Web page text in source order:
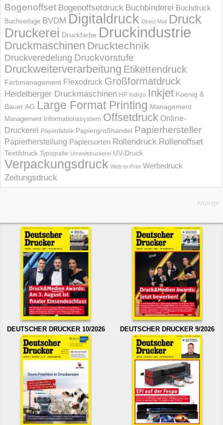
Bogenoffset Bogenoffsetdruck Buchbinderei Buchdruck
Buchverlage BVDM Digitaldruck Direct Mail Druck
Druckerei Druckfarbe Druckindustrie
Druckmaschinen Drucktechnik
Druckveredelung Druckvorstufe
Druckweiterverarbeitung Etikettendruck
Farbmanagement Flexodruck Großformatdruck
Heidelberger Druckmaschinen HP Indigo Inkjet Koenig &
Bauer AG Large Format Printing Management
Management Informations­system Offsetdruck Online-
Druckerei Papierfabrik Papiergroßhandel Papierhersteller
Papierherstellung Papiersorten Rollendruck Rollenoffset
Textildruck Typografie Umweltdruckerei UV-Druck
Verpackungsdruck Web-to-Print Werbedruck
Zeitungsdruck
Anzeige
DEUTSCHER DRUCKER 10/2026 DEUTSCHER DRUCKER 9/2026